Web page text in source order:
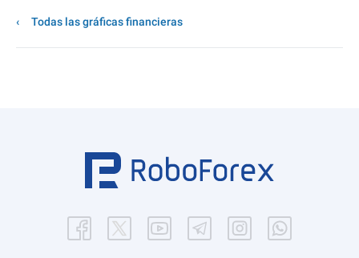
Todas las gráficas financieras